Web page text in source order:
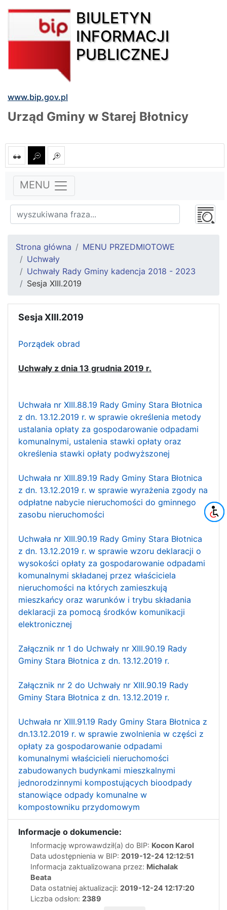
BIULETYN
INFORMACJI
PUBLICZNEJ
www.bip.gov.pl
Urząd Gminy w Starej Błotnicy
MENU
Strona główna
MENU PRZEDMIOTOWE
Uchwały
Uchwały Rady Gminy kadencja 2018 - 2023
Sesja XIII.2019
Sesja XIII.2019
Porządek obrad
Uchwały z dnia 13 grudnia 2019 r.
Uchwała nr XIII.88.19 Rady Gminy Stara Błotnica
z dn. 13.12.2019 r. w sprawie określenia metody
ustalania opłaty za gospodarowanie odpadami
komunalnymi, ustalenia stawki opłaty oraz
określenia stawki opłaty podwyższonej
Uchwała nr XIII.89.19 Rady Gminy Stara Błotnica
z dn. 13.12.2019 r. w sprawie wyrażenia zgody na
odpłatne nabycie nieruchomości do gminnego
zasobu nieruchomości
Uchwała nr XIII.90.19 Rady Gminy Stara Błotnica
z dn. 13.12.2019 r. w sprawie wzoru deklaracji o
wysokości opłaty za gospodarowanie odpadami
komunalnymi składanej przez właściciela
nieruchomości na których zamieszkują
mieszkańcy oraz warunków i trybu składania
deklaracji za pomocą środków komunikacji
elektronicznej
Załącznik nr 1 do Uchwały nr XIII.90.19 Rady
Gminy Stara Błotnica z dn. 13.12.2019 r.
Załącznik nr 2 do Uchwały nr XIII.90.19 Rady
Gminy Stara Błotnica z dn. 13.12.2019 r.
Uchwała nr XIII.91.19 Rady Gminy Stara Błotnica z
dn.13.12.2019 r. w sprawie zwolnienia w części z
opłaty za gospodarowanie odpadami
komunalnymi właścicieli nieruchomości
zabudowanych budynkami mieszkalnymi
jednorodzinnymi kompostujących bioodpady
stanowiące odpady komunalne w
kompostowniku przydomowym
Informacje o dokumencie:
Informację wprowawdził(a) do BIP: Kocon Karol
Data udostępnienia w BIP: 2019-12-24 12:12:51
Informacja zaktualizowana przez: Michalak
Beata
Data ostatniej aktualizacji: 2019-12-24 12:17:20
Liczba odsłon: 2389